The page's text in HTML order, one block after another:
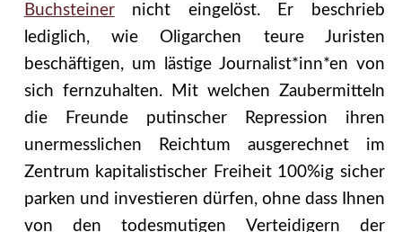
Buchsteinernicht eingelöst. Er beschrieb
lediglich, wie Oligarchen teure Juristen
beschäftigen, um lästige Journalist*inn*en von
sich fernzuhalten. Mit welchen Zaubermitteln
die Freunde putinscher Repression ihren
unermesslichen Reichtum ausgerechnet im
Zentrum kapitalistischer Freiheit 100%ig sicher
parken und investieren dürfen, ohne dass Ihnen
von den todesmutigen Verteidigern der